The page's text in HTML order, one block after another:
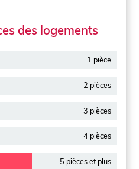
des logements
1 pièce
2 pièces
3 pièces
4 pièces
5 pièces et plus